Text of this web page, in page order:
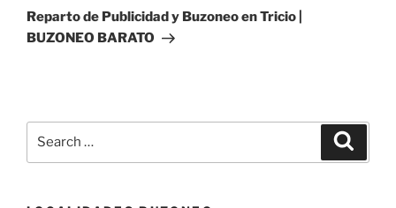
Post
Reparto de Publicidad y Buzoneo en Tricio |
BUZONEO BARATO